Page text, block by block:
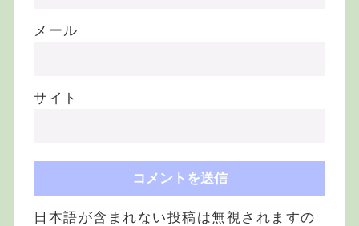
メール
サイト
日本語が含まれない投稿は無視されますの